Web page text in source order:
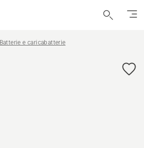
Batterie e caricabatterie